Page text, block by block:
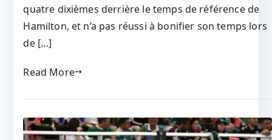
quatre dixièmes derrière le temps de référence de
Hamilton, et n’a pas réussi à bonifier son temps lors
de […]
Read More